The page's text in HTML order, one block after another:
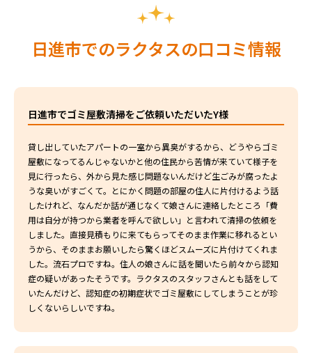
日進市でのラクタスの口コミ情報
日進市でゴミ屋敷清掃をご依頼いただいたY様
貸し出していたアパートの一室から異臭がするから、どうやらゴミ
屋敷になってるんじゃないかと他の住民から苦情が来ていて様子を
見に行ったら、外から見た感じ問題ないんだけど生ごみが腐ったよ
うな臭いがすごくて。とにかく問題の部屋の住人に片付けるよう話
したけれど、なんだか話が通じなくて娘さんに連絡したところ「費
用は自分が持つから業者を呼んで欲しい」と言われて清掃の依頼を
しました。直接見積もりに来てもらってそのまま作業に移れるとい
うから、そのままお願いしたら驚くほどスムーズに片付けてくれま
した。流石プロですね。住人の娘さんに話を聞いたら前々から認知
症の疑いがあったそうです。ラクタスのスタッフさんとも話をして
いたんだけど、認知症の初期症状でゴミ屋敷にしてしまうことが珍
しくないらしいですね。